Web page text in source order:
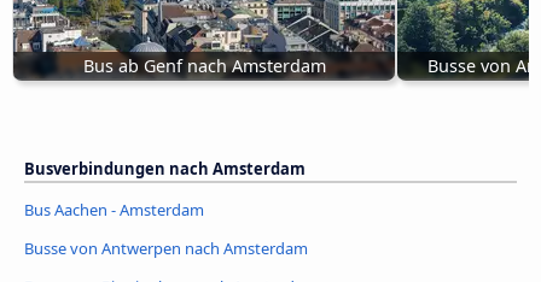
Bus ab Genf nach Amsterdam Busse von
Busverbindungen nach Amsterdam
Bus Aachen - Amsterdam
Busse von Antwerpen nach Amsterdam